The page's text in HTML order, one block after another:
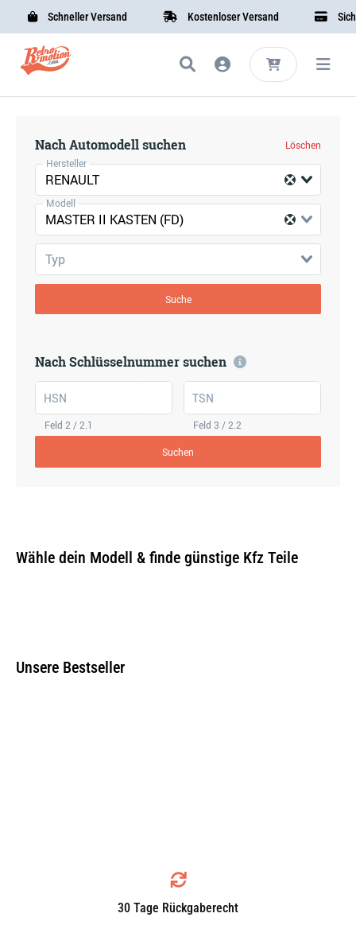
Schneller Versand Kostenloser Versand
Nach Automodell suchen
Löschen
Hersteller
RENAULT
Modell
MASTER II KASTEN (FD)
Typ
Suche
Nach Schlüsselnummer suchen
HSN
Feld 2 / 2.1
TSN
Feld 3 / 2.2
Suchen
Wähle dein Modell & finde günstige Kfz Teile
Unsere Bestseller
30 Tage Rückgaberecht